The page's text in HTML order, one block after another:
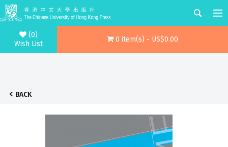
(0)
Wish List
0 item(s) - US$0.00
BACK